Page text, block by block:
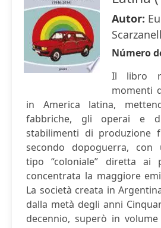
Autor:
Número
Il libro
momenti
in America latina,
fabbriche, gli operai e
stabilimenti di produzione
secondo dopoguerra, con
tipo “coloniale” diretta ai
concentrata la maggiore
La società creata in
dalla metà degli anni
decennio, superò in